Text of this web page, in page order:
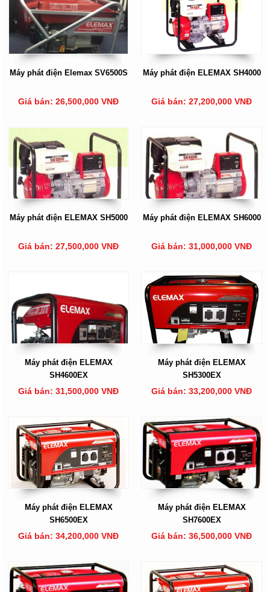
Máy phát điện Elemax SV6500S
Giá bán: 26,500,000 VNĐ
Máy phát điện ELEMAX SH4000
Giá bán: 27,200,000 VNĐ
Máy phát điện ELEMAX SH5000
Giá bán: 27,500,000 VNĐ
Máy phát điện ELEMAX SH6000
Giá bán: 31,000,000 VNĐ
Máy phát điện ELEMAX
SH4600EX
Giá bán: 31,500,000 VNĐ
Máy phát điện ELEMAX
SH5300EX
Giá bán: 33,200,000 VNĐ
Máy phát điện ELEMAX
SH6500EX
Giá bán: 34,200,000 VNĐ
Máy phát điện ELEMAX
SH7600EX
Giá bán: 36,500,000 VNĐ